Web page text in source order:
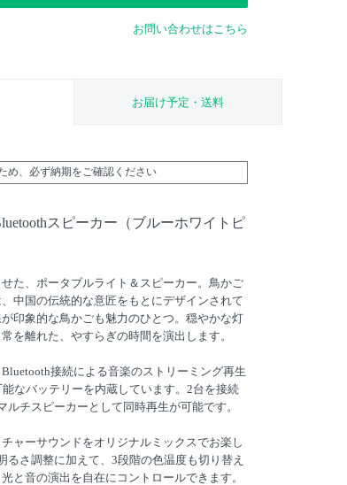
お問い合わせはこちら
お届け予定・送料
め、必ず納期をご確認ください
スピーカー（ブルーホワイトピ
た、ポータブルライト＆スピーカー。鳥かご
中国の伝統的な意匠をもとにデザインされて
印象的な鳥かごも魅力のひとつ。穏やかな灯
を離れた、やすらぎの時間を演出します。
接続による音楽のストリーミング再生
なバッテリーを内蔵しています。2台を接続
チスピーカーとして同時再生が可能です。
ャーサウンドをオリジナルミックスでお楽し
るさ調整に加えて、3段階の色温度も切り替え
と音の演出を自在にコントロールできます。